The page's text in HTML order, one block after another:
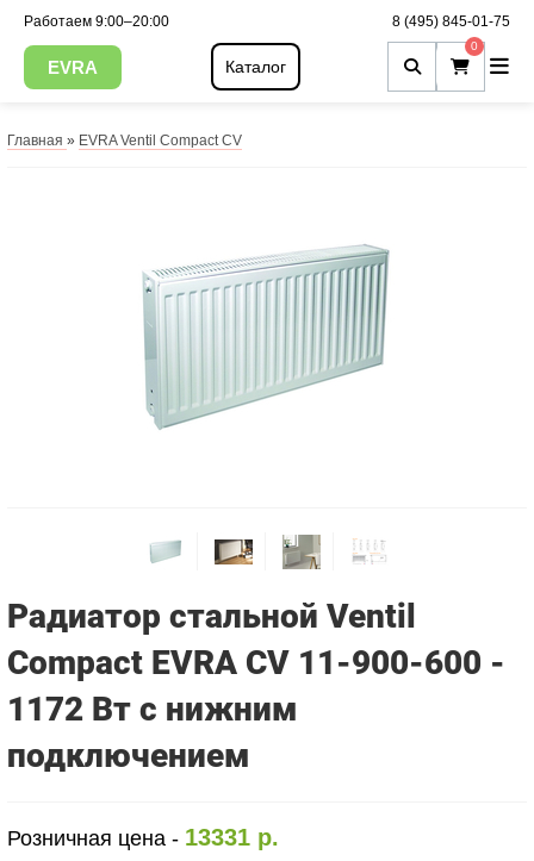
Работаем 9:00–20:00 8 (495) 845-01-75
EVRA Каталог
0
Главная » EVRA Ventil Compact CV
Радиатор стальной Ventil
Compact EVRA CV 11-900-600 -
1172 Вт с нижним
подключением
Розничная цена - 13331 р.